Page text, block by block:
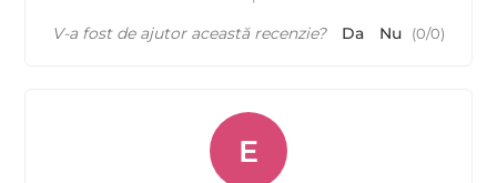
V-a fost de ajutor această recenzie? Da Nu (0/0)
E